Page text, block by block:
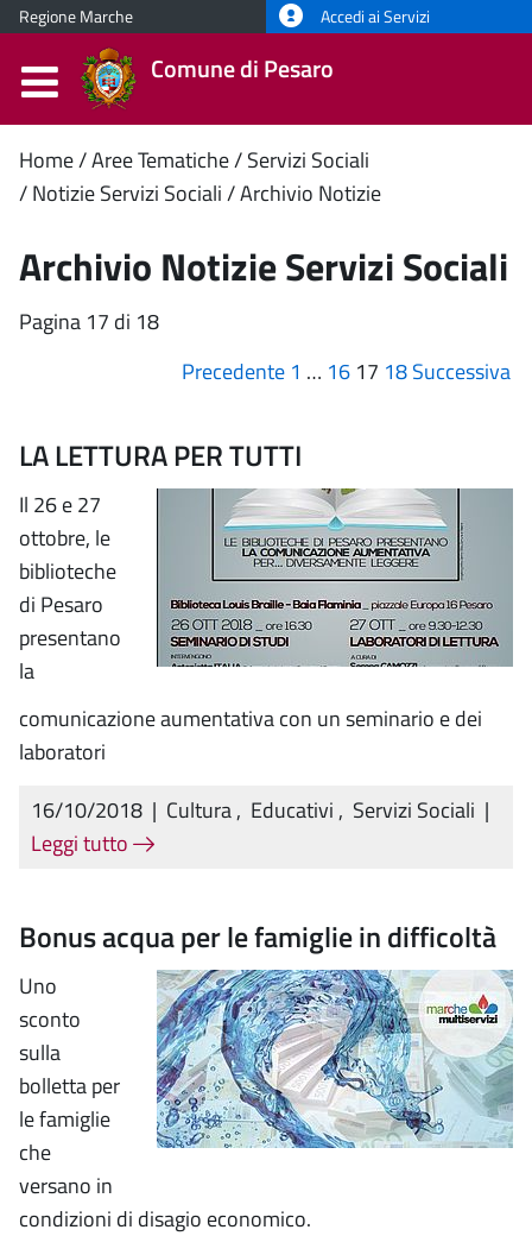
Regione Marche Accedi ai Servizi
Comune di Pesaro
Contenuto
Home Aree Tematiche Servizi Sociali
Notizie Servizi Sociali Archivio Notizie
Archivio Notizie Servizi Sociali
Pagina 17 di 18
Precedente 1 … 16 17 18Successiva
LA LETTURA PER TUTTI
Il 26 e 27
ottobre, le
biblioteche
di Pesaro
presentano
la
comunicazione aumentativa con un seminario e dei
laboratori
16/10/2018 | Cultura, Educativi , Servizi Sociali |
Leggi tutto
Bonus acqua per le famiglie in difficoltà
Uno
sconto
sulla
bolletta per
le famiglie
che
versano in
condizioni di disagio economico.